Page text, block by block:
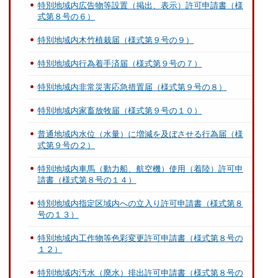
特別地域内広告物等設置（掲出、表示）許可申請書（様
式第８号の６）
特別地域内木竹植栽届（様式第９号の９）
特別地域内行為着手済届（様式第９号の７）
特別地域内非常災害応急措置届（様式第９号の８）
特別地域内家畜放牧届（様式第９号の１０）
普通地域内水位（水量）に増減を及ぼさせる行為届（様
式第９号の２）
特別地域内車馬（動力船、航空機）使用（着陸）許可申
請書（様式第８号の１４）
特別地域内指定区域内への立入り許可申請書（様式第８
号の１３）
特別地域内工作物等色彩変更許可申請書（様式第８号の
１２）
特別地域内汚水（廃水）排出許可申請書（様式第８号の